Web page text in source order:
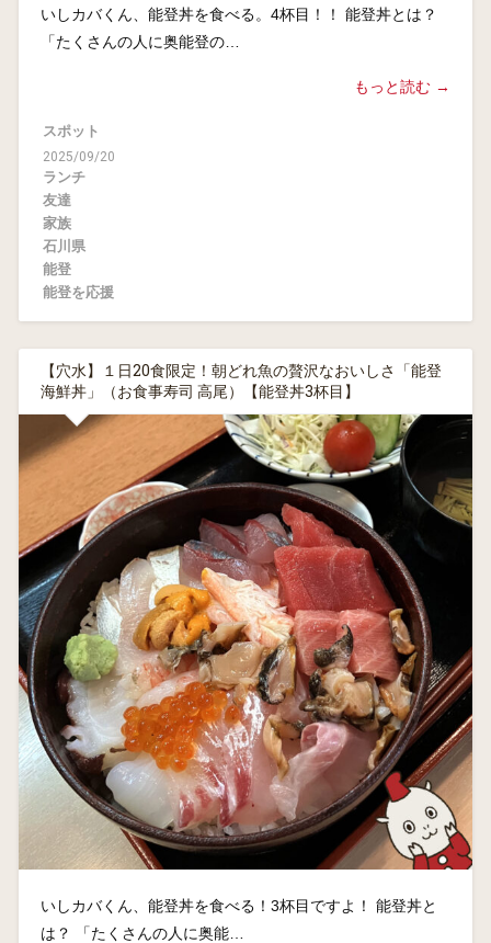
いしカバくん、能登丼を食べる。4杯目！！ 能登丼とは？
「たくさんの人に奥能登の…
もっと読む →
スポット
2025/09/20
ランチ
友達
家族
石川県
能登
能登を応援
【穴水】１日20食限定！朝どれ魚の贅沢なおいしさ「能登
海鮮丼」（お食事寿司 高尾）【能登丼3杯目】
いしカバくん、能登丼を食べる！3杯目ですよ！ 能登丼と
は？ 「たくさんの人に奥能…